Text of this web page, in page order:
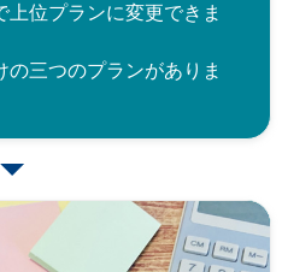
位プランに変更できま
三つのプランがありま